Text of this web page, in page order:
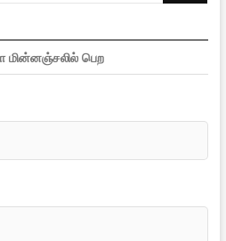
மின்னஞ்சலில் பெற